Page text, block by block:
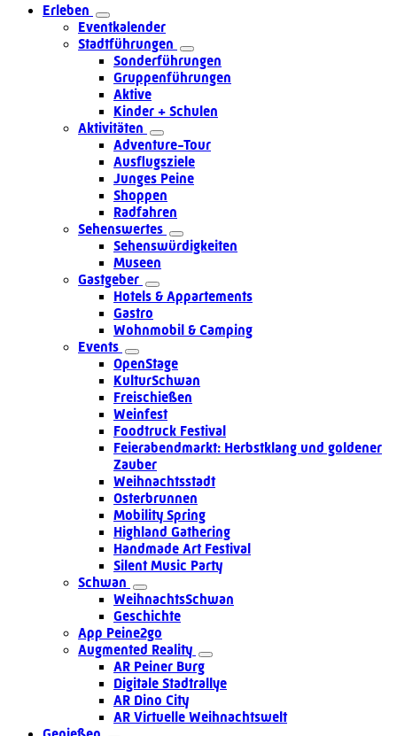
Erleben
Eventkalender
Stadtführungen
Sonderführungen
Gruppenführungen
Aktive
Kinder + Schulen
Aktivitäten
Adventure-Tour
Ausflugsziele
Junges Peine
Shoppen
Radfahren
Sehenswertes
Sehenswürdigkeiten
Museen
Gastgeber
Hotels & Appartements
Gastro
Wohnmobil & Camping
Events
OpenStage
KulturSchwan
Freischießen
Weinfest
Foodtruck Festival
Feierabendmarkt: Herbstklang und goldener
Zauber
Weihnachtsstadt
Osterbrunnen
Mobility Spring
Highland Gathering
Handmade Art Festival
Silent Music Party
Schwan
WeihnachtsSchwan
Geschichte
App Peine2go
Augmented Reality
AR Peiner Burg
Digitale Stadtrallye
AR Dino City
AR Virtuelle Weihnachtswelt